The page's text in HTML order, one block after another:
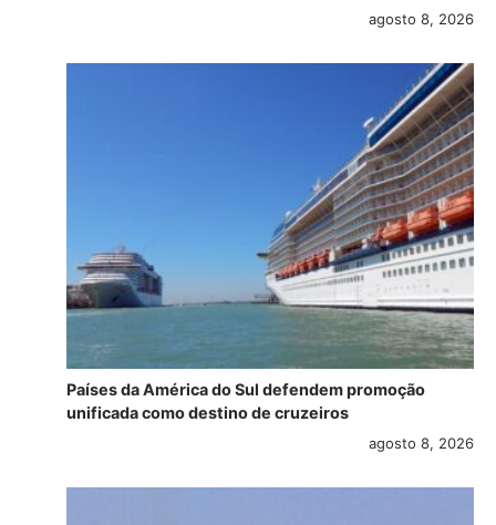
agosto 8, 2026
Países da América do Sul defendem promoção
unificada como destino de cruzeiros
agosto 8, 2026